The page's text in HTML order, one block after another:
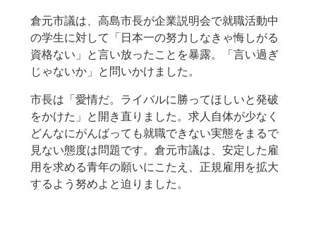
倉元市議は、高島市長が企業説明会で就職活動中
の学生に対して「日本一の努力しなきゃ悔しがる
資格ない」と言い放ったことを暴露。「言い過ぎ
じゃないか」と問いかけました。
市長は「愛情だ。ライバルに勝ってほしいと発破
をかけた」と開き直りました。求人自体が少なく
どんなにがんばっても就職できない実態をまるで
見ない態度は問題です。倉元市議は、安定した雇
用を求める青年の願いにこたえ、正規雇用を拡大
するよう努めよと迫りました。